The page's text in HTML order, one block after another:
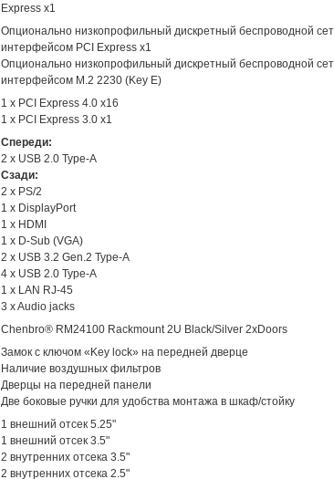
Express x1
Опционально низкопрофильный дискретный беспроводной
интерфейсом PCI Express x1
Опционально низкопрофильный дискретный беспроводной
интерфейсом M.2 2230 (Key E)
1 x PCI Express 4.0 x16
1 x PCI Express 3.0 x1
Спереди:
2 x USB 2.0 Type-A
Сзади:
2 x PS/2
1 x DisplayPort
1 x HDMI
1 x D-Sub (VGA)
2 x USB 3.2 Gen.2 Type-A
4 x USB 2.0 Type-A
1 x LAN RJ-45
3 x Audio jacks
Chenbro® RM24100 Rackmount 2U Black/Silver 2xDoors
Замок с ключом «Key lock» на передней дверце
Наличие воздушных фильтров
Дверцы на передней панели
Две боковые ручки для удобства монтажа в шкаф/стойку
1 внешний отсек 5.25"
1 внешний отсек 3.5"
2 внутренних отсека 3.5"
2 внутренних отсека 2.5"